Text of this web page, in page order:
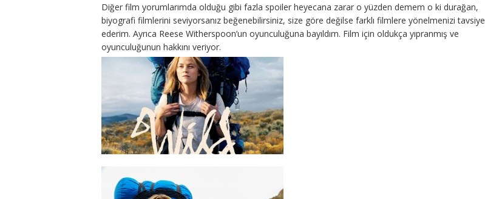
Diğer film yorumlarımda olduğu gibi fazla spoiler heyecana zarar o yüzden demem o ki durağan,
biyografi filmlerini seviyorsanız beğenebilirsiniz, size göre değilse farklı filmlere yönelmenizi tavsiye
ederim. Ayrıca Reese Witherspoon’un oyunculuğuna bayıldım. Film için oldukça yıpranmış ve
oyunculuğunun hakkını veriyor.